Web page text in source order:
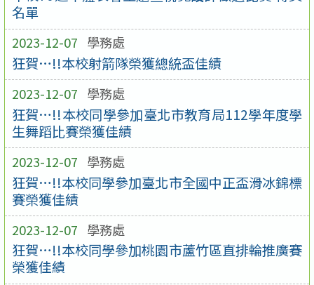
名單
2023-12-07 學務處
狂賀…!!本校射箭隊榮獲總統盃佳績
2023-12-07 學務處
狂賀…!!本校同學參加臺北市教育局112學年度學
生舞蹈比賽榮獲佳績
2023-12-07 學務處
狂賀…!!本校同學參加臺北市全國中正盃滑冰錦標
賽榮獲佳績
2023-12-07 學務處
狂賀…!!本校同學參加桃園市蘆竹區直排輪推廣賽
榮獲佳績